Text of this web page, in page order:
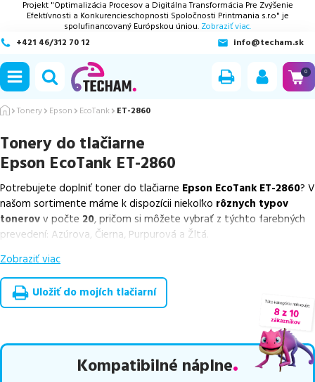
Projekt "Optimalizácia Procesov a Digitálna Transformácia Pre Zvýšenie
Efektívnosti a Konkurencieschopnosti Spoločnosti Printmania s.r.o" je
spolufinancovaný Európskou úniou. Zobraziť viac.
+421 46/312 70 12
info@techam.sk
0
Tonery Epson EcoTank ET-2860
Tonery do tlačiarne
Epson EcoTank ET-2860
Potrebujete doplniť toner do tlačiarne Epson EcoTank ET-2860? V
našom sortimente máme k dispozícii niekoľko rôznych typov
tonerovv počte 20, pričom si môžete vybrať z týchto farebných
prevedení: Azúrova, Čierna, Purpurová a Žltá.
Z uvedeného množstva dostupných náplní
výhodnejšie alternatívy, ktoré plne zachovávajú kvalitu tlače
Súčasťou tejto ponuky súoverené náhrady v rôznych triedach
medzi ktoré patríšpičková trieda PREMIUM 20ks.
Celá táto certifikovaná ponuka, spĺňajúca normy ISO 9001 a 14001,
zaručuje bezproblémovú tlač.Najlacnejší produktu nás nájdete
Zobraziť viac
Uložiť do mojích tlačiarní
Kompatibilné náplne